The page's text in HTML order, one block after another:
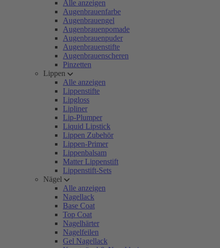
Alle anzeigen
Augenbrauenfarbe
Augenbrauengel
Augenbrauenpomade
Augenbrauenpuder
Augenbrauenstifte
Augenbrauenscheren
Pinzetten
Lippen
Alle anzeigen
Lippenstifte
Lipgloss
Lipliner
Lip-Plumper
Liquid Lipstick
Lippen Zubehör
Lippen-Primer
Lippenbalsam
Matter Lippenstift
Lippenstift-Sets
Nägel
Alle anzeigen
Nagellack
Base Coat
Top Coat
Nagelhärter
Nagelfeilen
Gel Nagellack